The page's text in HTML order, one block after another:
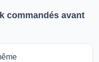
commandés avant